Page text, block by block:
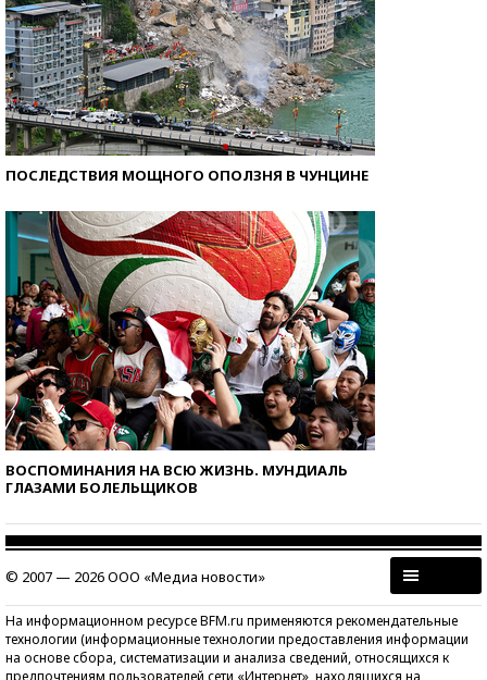
ПОСЛЕДСТВИЯ МОЩНОГО ОПОЛЗНЯ В ЧУНЦИНЕ
ВОСПОМИНАНИЯ НА ВСЮ ЖИЗНЬ. МУНДИАЛЬ
ГЛАЗАМИ БОЛЕЛЬЩИКОВ
© 2007 — 2026 ООО «Медиа новости»
На информационном ресурсе BFM.ru применяются рекомендательные
технологии (информационные технологии предоставления информации
на основе сбора, систематизации и анализа сведений, относящихся к
предпочтениям пользователей сети «Интернет», находящихся на